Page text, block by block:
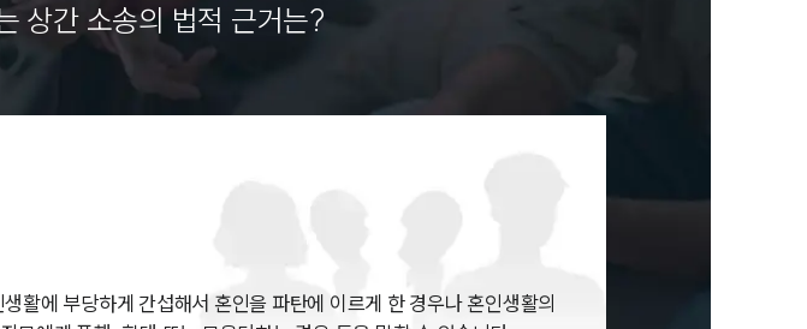
상간 소송의 법적 근거는?
활에 부당하게 간섭해서 혼인을 파탄에 이르게 한 경우나 혼인생활의